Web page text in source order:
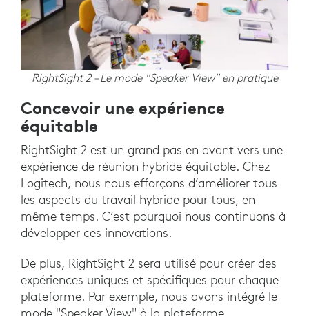
RightSight 2 – Le mode "Speaker View" en pratique
Concevoir une expérience
équitable
RightSight 2 est un grand pas en avant vers une
expérience de réunion hybride équitable. Chez
Logitech, nous nous efforçons d’améliorer tous
les aspects du travail hybride pour tous, en
même temps. C’est pourquoi nous continuons à
développer ces innovations.
De plus, RightSight 2 sera utilisé pour créer des
expériences uniques et spécifiques pour chaque
plateforme. Par exemple, nous avons intégré le